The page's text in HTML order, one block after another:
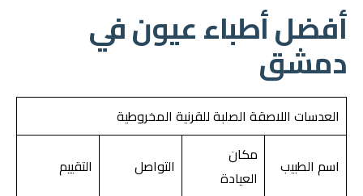
أفضل أطباء عيون في
دمشق
العدسات اللاصقة الصلبة للقرنية المخروطية
اسم الطبيب
مكان
العيادة
التواصل التقييم